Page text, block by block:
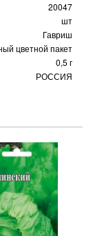
20047
шт
Гавриш
цветной пакет
0,5 г
РОССИЯ